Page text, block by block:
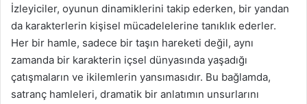
İzleyiciler, oyunun dinamiklerini takip ederken, bir yandan
da karakterlerin kişisel mücadelelerine tanıklık ederler.
Her bir hamle, sadece bir taşın hareketi değil, aynı
zamanda bir karakterin içsel dünyasında yaşadığı
çatışmaların ve ikilemlerin yansımasıdır. Bu bağlamda,
satranç hamleleri, dramatik bir anlatımın unsurlarını